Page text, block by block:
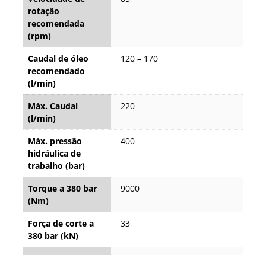
rotação
recomendada
(rpm)
Caudal de óleo
recomendado
(l/min)
120 – 170
Máx. Caudal
(l/min)
220
Máx. pressão
hidráulica de
trabalho (bar)
400
Torque a 380 bar
(Nm)
9000
Força de corte a
380 bar (kN)
33